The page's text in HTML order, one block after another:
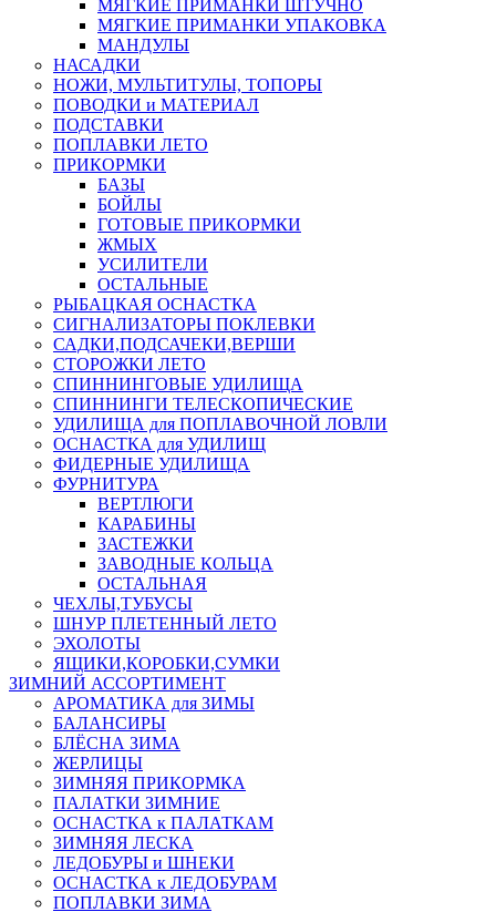
МЯГКИЕ ПРИМАНКИ ШТУЧНО
МЯГКИЕ ПРИМАНКИ УПАКОВКА
МАНДУЛЫ
НАСАДКИ
НОЖИ, МУЛЬТИТУЛЫ, ТОПОРЫ
ПОВОДКИ и МАТЕРИАЛ
ПОДСТАВКИ
ПОПЛАВКИ ЛЕТО
ПРИКОРМКИ
БАЗЫ
БОЙЛЫ
ГОТОВЫЕ ПРИКОРМКИ
ЖМЫХ
УСИЛИТЕЛИ
ОСТАЛЬНЫЕ
РЫБАЦКАЯ ОСНАСТКА
СИГНАЛИЗАТОРЫ ПОКЛЕВКИ
САДКИ,ПОДСАЧЕКИ,ВЕРШИ
СТОРОЖКИ ЛЕТО
СПИННИНГОВЫЕ УДИЛИЩА
СПИННИНГИ ТЕЛЕСКОПИЧЕСКИЕ
УДИЛИЩА для ПОПЛАВОЧНОЙ ЛОВЛИ
ОСНАСТКА для УДИЛИЩ
ФИДЕРНЫЕ УДИЛИЩА
ФУРНИТУРА
ВЕРТЛЮГИ
КАРАБИНЫ
ЗАСТЕЖКИ
ЗАВОДНЫЕ КОЛЬЦА
ОСТАЛЬНАЯ
ЧЕХЛЫ,ТУБУСЫ
ШНУР ПЛЕТЕННЫЙ ЛЕТО
ЭХОЛОТЫ
ЯЩИКИ,КОРОБКИ,СУМКИ
ЗИМНИЙ АССОРТИМЕНТ
АРОМАТИКА для ЗИМЫ
БАЛАНСИРЫ
БЛЁСНА ЗИМА
ЖЕРЛИЦЫ
ЗИМНЯЯ ПРИКОРМКА
ПАЛАТКИ ЗИМНИЕ
ОСНАСТКА к ПАЛАТКАМ
ЗИМНЯЯ ЛЕСКА
ЛЕДОБУРЫ и ШНЕКИ
ОСНАСТКА к ЛЕДОБУРАМ
ПОПЛАВКИ ЗИМА